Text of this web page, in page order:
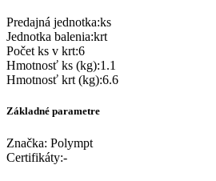
Predajná jednotka:ks
Jednotka balenia:krt
Počet ks v krt:6
Hmotnosť ks (kg):1.1
Hmotnosť krt (kg):6.6
Základné parametre
Značka: Polympt
Certifikáty:-